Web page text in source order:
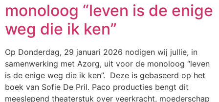
monoloog “leven is de enige
weg die ik ken”
Op Donderdag, 29 januari 2026 nodigen wij jullie, in
samenwerking met Azorg, uit voor de monoloog “leven
is de enige weg die ik ken”. Deze is gebaseerd op het
boek van Sofie De Pril. Paco producties bengt dit
meeslepend theaterstuk over veerkracht, moederschap